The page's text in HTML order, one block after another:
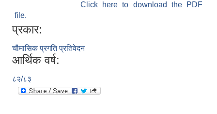
Click here to download the PDF
file.
प्रकार:
चौमासिक प्रगति प्रतिवेदन
आर्थिक वर्ष:
८२/८३